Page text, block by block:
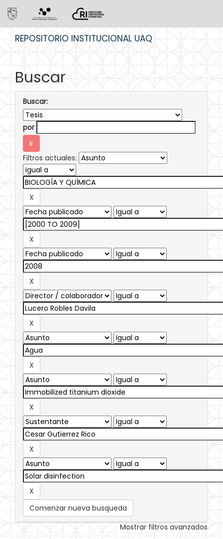
REPOSITORIO INSTITUCIONAL UAQ
Buscar
Buscar:
por
Filtros actuales:
Comenzar nueva busqueda
Mostrar filtros avanzados